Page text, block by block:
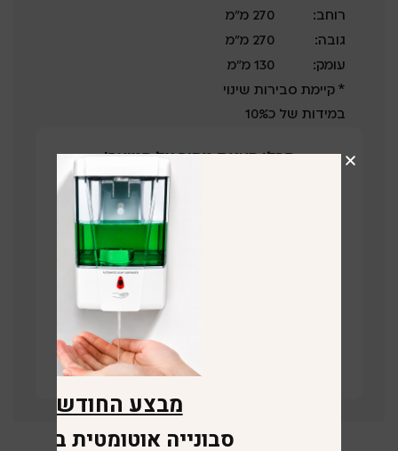
רוחב:
270 מ”מ
גובה:
270 מ”מ
עומק:
130 מ”מ
* קיימת סבירות שינוי
במידות של כ10%
קבלו הצעת מחיר על המוצר!
השאירו פרטים ונציג שלנו יחזור בהקדם
קישור לוויז
מבצע החודש
סבונייה אוטומטית במתנה